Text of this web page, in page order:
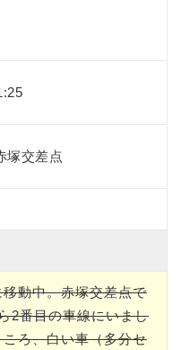
塚交差点
動中。赤塚交差点で
2番目の車線にいまし
ろ、白い車（多分セ